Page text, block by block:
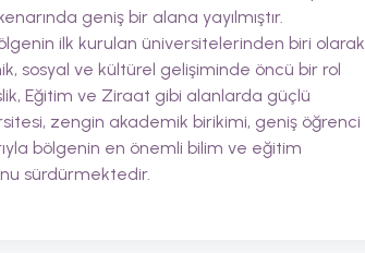
geniş bir alana yayılmıştır.
ilk kurulan üniversitelerinden biri olarak
sosyal ve kültürel gelişiminde öncü bir rol
Eğitim ve Ziraat gibi alanlarda güçlü
zengin akademik birikimi, geniş öğrenci
bölgenin en önemli bilim ve eğitim
sürdürmektedir.